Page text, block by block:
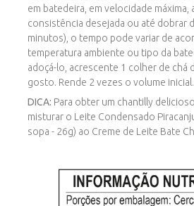
em batedeira, em velocidade máxima,
consistência desejada ou até dobrar
minutos), o tempo pode variar de
temperatura ambiente ou tipo da
adoçá-lo, acrescente 1 colher de chá
gosto. Rende 2 vezes o volume inicial.
DICA: Para obter um chantilly
misturar o Leite Condensado
sopa - 26g) ao Creme de Leite Bate